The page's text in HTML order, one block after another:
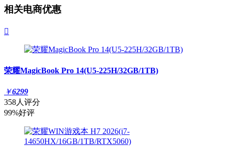
相关电商优惠

荣耀MagicBook Pro 14(U5-225H/32GB/1TB)
￥6299
358人评分
99%好评